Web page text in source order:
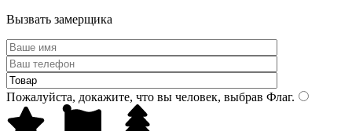
Вызвать замерщика
Пожалуйста, докажите, что вы человек, выбрав Флаг.